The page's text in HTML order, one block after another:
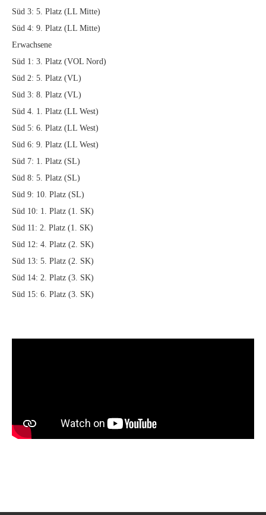
Süd 3: 5. Platz (LL Mitte)
Süd 4: 9. Platz (LL Mitte)
Erwachsene
Süd 1: 3. Platz (VOL Nord)
Süd 2: 5. Platz (VL)
Süd 3: 8. Platz (VL)
Süd 4. 1. Platz (LL West)
Süd 5: 6. Platz (LL West)
Süd 6: 9. Platz (LL West)
Süd 7: 1. Platz (SL)
Süd 8: 5. Platz (SL)
Süd 9: 10. Platz (SL)
Süd 10: 1. Platz (1. SK)
Süd 11: 2. Platz (1. SK)
Süd 12: 4. Platz (2. SK)
Süd 13: 5. Platz (2. SK)
Süd 14: 2. Platz (3. SK)
Süd 15: 6. Platz (3. SK)